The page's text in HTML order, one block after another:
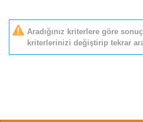
Aradığınız kriterlere göre
kriterlerinizi değiştirip tekrar